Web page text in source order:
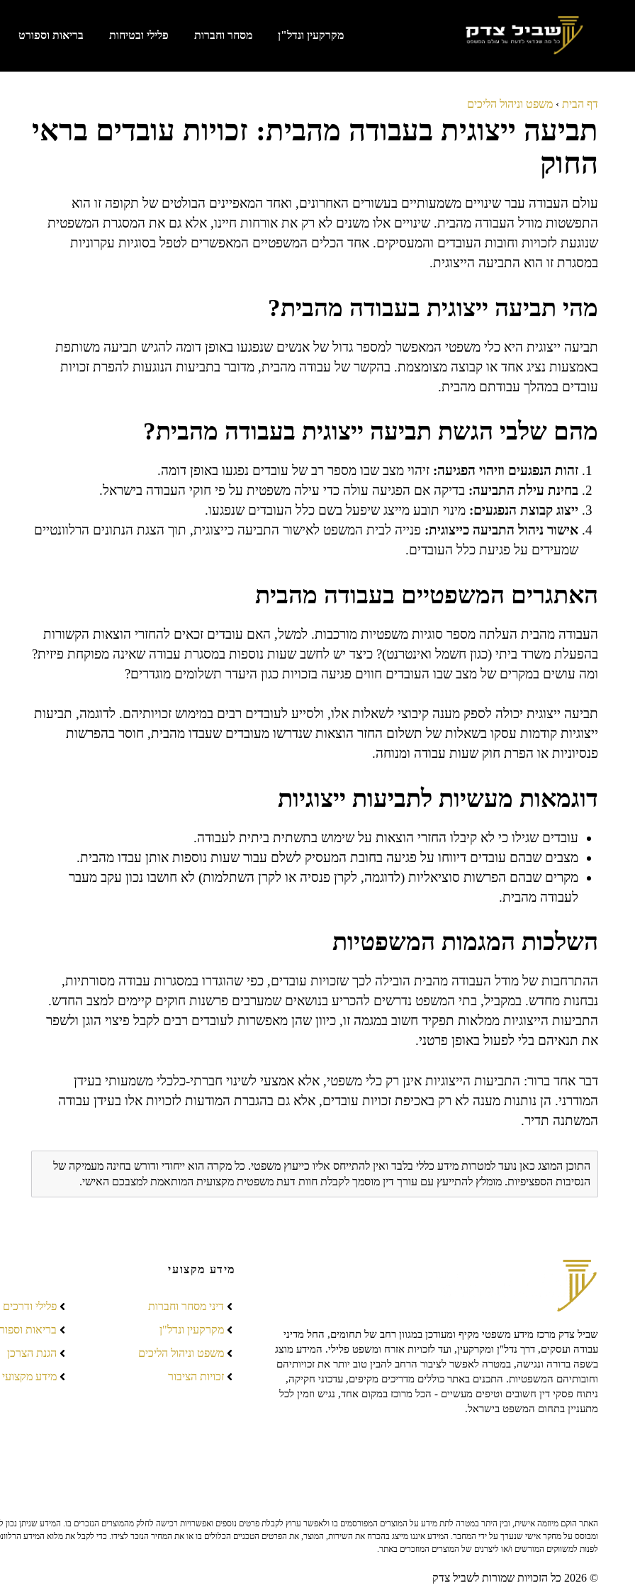
מקרקעין ונדל"ן מסחר וחברות פלילי ובטיחות בריאות וספורט
דף הבית › משפט וניהול הליכים
תביעה ייצוגית בעבודה מהבית: זכויות עובדים בראי
החוק
עולם העבודה עבר שינויים משמעותיים בעשורים האחרונים, ואחד המאפיינים הבולטים של תקופה זו הוא
התפשטות מודל העבודה מהבית. שינויים אלו משנים לא רק את אורחות חיינו, אלא גם את המסגרת המשפטית
שנוגעת לזכויות וחובות העובדים והמעסיקים. אחד הכלים המשפטיים המאפשרים לטפל בסוגיות עקרוניות
במסגרת זו הוא התביעה הייצוגית.
מהי תביעה ייצוגית בעבודה מהבית?
תביעה ייצוגית היא כלי משפטי המאפשר למספר גדול של אנשים שנפגעו באופן דומה להגיש תביעה משותפת
באמצעות נציג אחד או קבוצה מצומצמת. בהקשר של עבודה מהבית, מדובר בתביעות הנוגעות להפרת זכויות
עובדים במהלך עבודתם מהבית.
מהם שלבי הגשת תביעה ייצוגית בעבודה מהבית?
זהות הנפגעים וזיהוי הפגיעה: זיהוי מצב שבו מספר רב של עובדים נפגעו באופן דומה.
בחינת עילת התביעה: בדיקה אם הפגיעה עולה כדי עילה משפטית על פי חוקי העבודה בישראל.
ייצוג קבוצת הנפגעים: מינוי תובע מייצג שיפעל בשם כלל העובדים שנפגעו.
אישור ניהול התביעה כייצוגית: פנייה לבית המשפט לאישור התביעה כייצוגית, תוך הצגת הנתונים הרלוונטיים
שמעידים על פגיעת כלל העובדים.
האתגרים המשפטיים בעבודה מהבית
העבודה מהבית העלתה מספר סוגיות משפטיות מורכבות. למשל, האם עובדים זכאים להחזרי הוצאות הקשורות
בהפעלת משרד ביתי (כגון חשמל ואינטרנט)? כיצד יש לחשב שעות נוספות במסגרת עבודה שאינה מפוקחת פיזית?
ומה עושים במקרים של מצב שבו העובדים חווים פגיעה בזכויות כגון היעדר תשלומים מוגדרים?
תביעה ייצוגית יכולה לספק מענה קיבוצי לשאלות אלו, ולסייע לעובדים רבים במימוש זכויותיהם. לדוגמה, תביעות
ייצוגיות קודמות עסקו בשאלות של תשלום החזר הוצאות שנדרשו מעובדים שעבדו מהבית, חוסר בהפרשות
פנסיוניות או הפרת חוק שעות עבודה ומנוחה.
דוגמאות מעשיות לתביעות ייצוגיות
עובדים שגילו כי לא קיבלו החזרי הוצאות על שימוש בתשתית ביתית לעבודה.
מצבים שבהם עובדים דיווחו על פגיעה בחובת המעסיק לשלם עבור שעות נוספות אותן עבדו מהבית.
מקרים שבהם הפרשות סוציאליות (לדוגמה, לקרן פנסיה או לקרן השתלמות) לא חושבו נכון עקב מעבר
לעבודה מהבית.
השלכות המגמות המשפטיות
ההתרחבות של מודל העבודה מהבית הובילה לכך שזכויות עובדים, כפי שהוגדרו במסגרות עבודה מסורתיות,
נבחנות מחדש. במקביל, בתי המשפט נדרשים להכריע בנושאים שמערבים פרשנות חוקים קיימים למצב החדש.
התביעות הייצוגיות ממלאות תפקיד חשוב במגמה זו, כיוון שהן מאפשרות לעובדים רבים לקבל פיצוי הוגן ולשפר
את תנאיהם בלי לפעול באופן פרטני.
דבר אחד ברור: התביעות הייצוגיות אינן רק כלי משפטי, אלא אמצעי לשינוי חברתי-כלכלי משמעותי בעידן
המודרני. הן נותנות מענה לא רק באכיפת זכויות עובדים, אלא גם בהגברת המודעות לזכויות אלו בעידן עבודה
המשתנה תדיר.
התוכן המוצג כאן נועד למטרות מידע כללי בלבד ואין להתייחס אליו כייעוץ משפטי. כל מקרה הוא ייחודי ודורש בחינה מעמיקה של
הנסיבות הספציפיות. מומלץ להתייעץ עם עורך דין מוסמך לקבלת חוות דעת משפטית מקצועית המותאמת למצבכם האישי.
שביל צדק מרכז מידע משפטי מקיף ומעודכן במגוון רחב של תחומים, החל מדיני
עבודה ועסקים, דרך נדל"ן ומקרקעין, ועד לזכויות אזרח ומשפט פלילי. המידע מוצג
בשפה ברורה ונגישה, במטרה לאפשר לציבור הרחב להבין טוב יותר את זכויותיהם
וחובותיהם המשפטיות. התכנים באתר כוללים מדריכים מקיפים, עדכוני חקיקה,
ניתוח פסקי דין חשובים וטיפים מעשיים - הכל מרוכז במקום אחד, נגיש וזמין לכל
מתעניין בתחום המשפט בישראל.
מידע מקצועי
דיני מסחר וחברות
מקרקעין ונדל"ן
משפט וניהול הליכים
זכויות הציבור
פלילי ודרכים
בריאות
הגנת הצרכן
מידע מקצועי
האתר הוקם מיוזמה אישית, ובין היתר במטרה לתת מידע על המוצרים המפורסמים בו ולאפשר ערוץ לקבלת פרטים נוספים ואפשרויות רכישה לחלק מהמוצרים הנזכרים בו. המידע שניתן נכון
ומבוסס על מחקר אישי שנערך על ידי המחבר. המידע איננו מייצג בהכרח את השירות, המוצר, את הפרטים הטכניים הכלולים בו או את המחיר הנזכר לצידו. כדי לקבל את מלוא המידע
לפנות למשווקים המורשים ו/או ליצרנים של המוצרים המוזכרים באתר.
© 2026 כל הזכויות שמורות לשביל צדק